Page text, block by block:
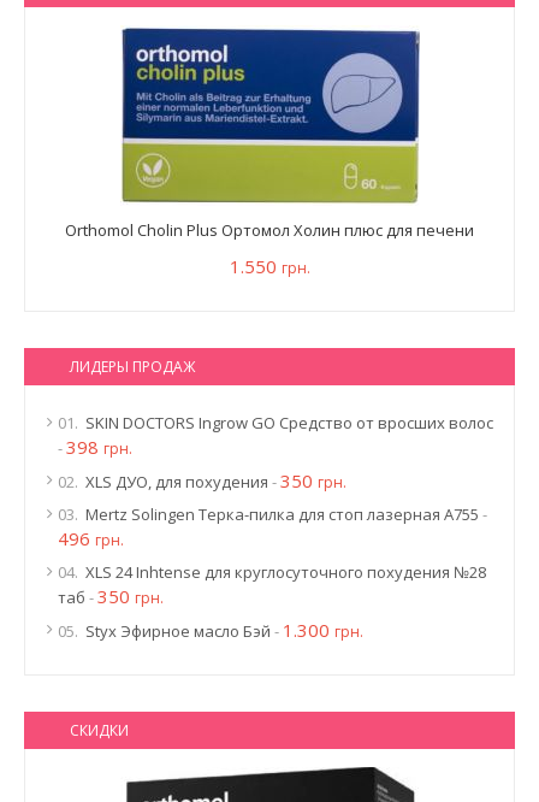
Orthomol Cholin Plus Ортомол Холин плюс для печени
1.550 грн.
ЛИДЕРЫ ПРОДАЖ
01. SKIN DOCTORS Ingrow GO Средство от вросших волос
-398 грн.
02. XLS ДУО, для похудения -350 грн.
03. Mertz Solingen Терка-пилка для стоп лазерная A755 -
496 грн.
04. XLS 24 Inhtense для круглосуточного похудения №28
таб -350 грн.
05. Styx Эфирное масло Бэй - 1.300 грн.
СКИДКИ